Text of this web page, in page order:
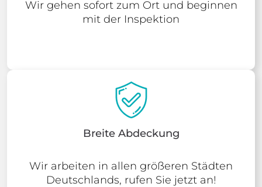
Wir gehen sofort zum Ort und beginnen
mit der Inspektion
Breite Abdeckung
Wir arbeiten in allen größeren Städten
Deutschlands, rufen Sie jetzt an!